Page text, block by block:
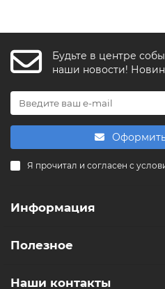
Будьте в центре
наши новости!
Я прочитал и согласен с
Информация
Полезное
Наши контакты
F FishkaAI
Обычно отвечаем за
Чем можем помочь?